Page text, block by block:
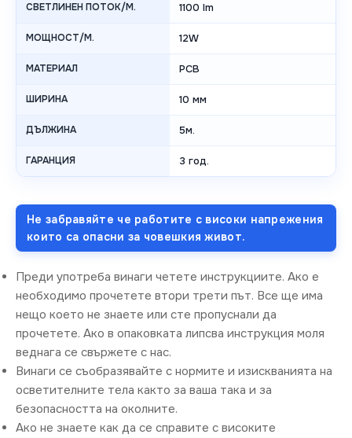
СВЕТЛИНЕН ПОТОК/М. 1100 lm
МОЩНОСТ/М. 12W
МАТЕРИАЛ PCB
ШИРИНА 10 мм
ДЪЛЖИНА 5м.
ГАРАНЦИЯ 3 год.
Не забравяйте че работите с високи напрежения
които са опасни за човешкия живот.
Преди употреба винаги четете инструкциите. Ако е
необходимо прочетете втори трети път. Все ще има
нещо което не знаете или сте пропуснали да
прочетете. Ако в опаковката липсва инструкция моля
веднага се свържете с нас.
Винаги се съобразявайте с нормите и изискванията на
осветителните тела както за ваша така и за
безопасността на околните.
Ако не знаете как да се справите с високите